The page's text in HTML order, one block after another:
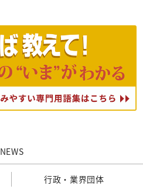
NEWS
行政・業界団体